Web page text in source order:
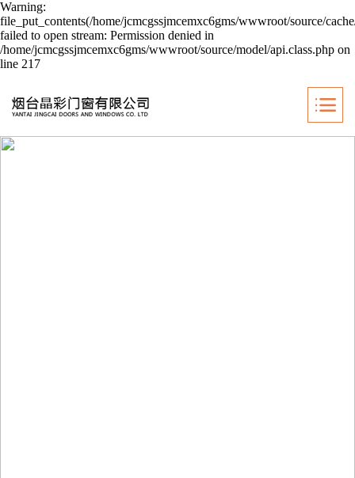
Warning:
file_put_contents(/home/jcmcgssjmcemxc6gms/wwwroot/source/
failed to open stream: Permission denied in
/home/jcmcgssjmcemxc6gms/wwwroot/source/model/api.class.php on
line 217